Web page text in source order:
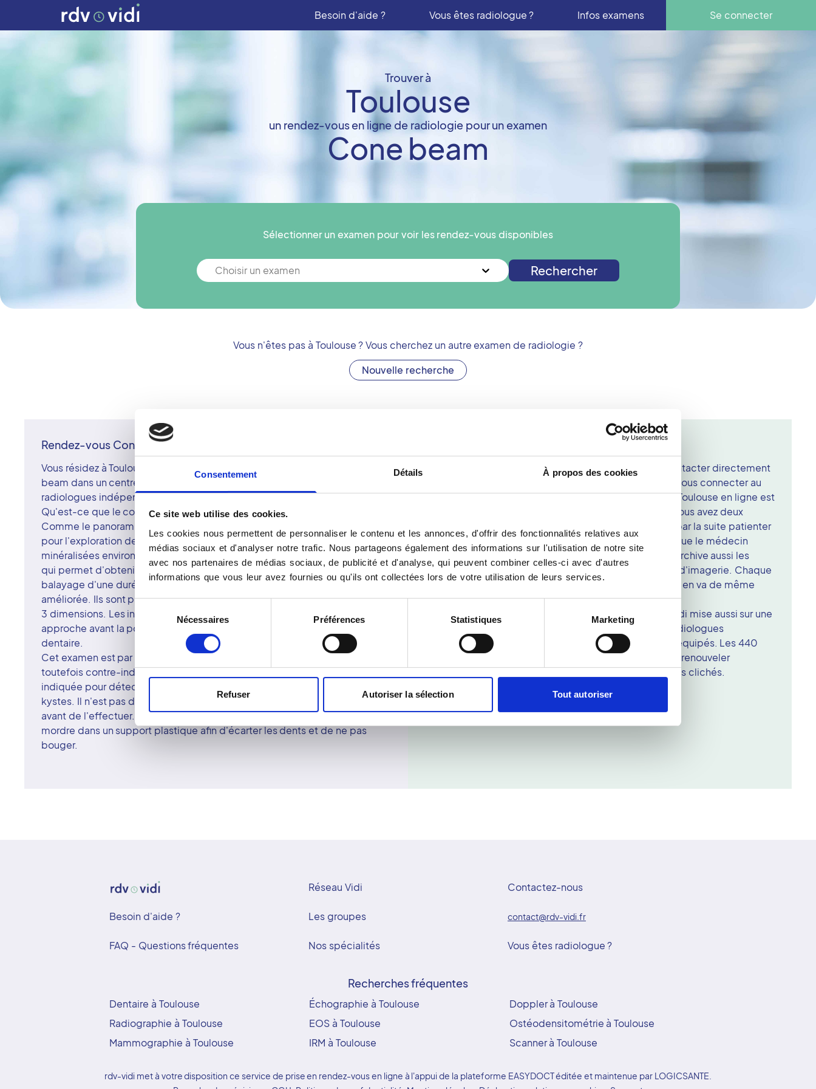
Consentement Détails À propos des cookies
Ce site web utilise des cookies.
Les cookies nous permettent de personnaliser le contenu et les annonces, d'offrir des fonctionnalités relatives aux
médias sociaux et d'analyser notre trafic. Nous partageons également des informations sur l'utilisation de notre site
avec nos partenaires de médias sociaux, de publicité et d'analyse, qui peuvent combiner celles-ci avec d'autres
informations que vous leur avez fournies ou qu'ils ont collectées lors de votre utilisation de leurs services.
consentement
Nécessaires Préférences Statistiques Marketing
Refuser Autoriser la sélection Tout autoriser
Besoin d'aide ? Vous êtes radiologue ? Infos examens Se connecter
Trouver à
Toulouse
un rendez-vous en ligne de radiologie pour un examen
Cone beam
Sélectionner un examen pour voir les rendez-vous disponibles
Choisir un examen Rechercher
Vous n'êtes pas à Toulouse? Vous cherchez un autre examen de radiologie ?
Nouvelle recherche
Rendez-vous Cone Beam à Toulouse
Vous résidez à Toulouse ou en Haute-Garonne ? Faites réaliser votre cone
beam dans un centre d'imagerie du réseau Vidi, premier regroupement de
radiologues indépendants en France.
Qu'est-ce que le cone beam ?
Comme le panoramique dentaire, le cone beam fait appel aux rayons X
pour l'exploration de la dentition, de la mâchoire et autres structures
minéralisées environnantes. Le rayon est toutefois de forme conique, ce
qui permet d'obtenir des images sur tous les plans spatiaux en un unique
balayage d'une durée de 10 à 20 secondes. La qualité des clichés est
améliorée. Ils sont plus précis. Le cone beam permet une reconstitution en
3 dimensions. Les informations ainsi obtenues garantissent une meilleure
approche avant la pose d'implants dentaires ou un traitement en chirurgie
dentaire.
Cet examen est par ailleurs moins irradiant qu'un scanner. Il demeure
toutefois contre-indiqué chez la femme enceinte. Le cone beam est
indiquée pour détecter différentes lésions à l'instar des fractures et des
kystes. Il n'est pas douloureux et aucune préparation n'est indispensable
avant de l'effectuer. Lors de l'examen, il vous sera juste demandé de
mordre dans un support plastique afin d'écarter les dents et de ne pas
bouger.
Un cone beam se fait sur rendez-vous. Vous pouvez contacter directement
le centre d'imagerie du réseau Vidi à Toulouse ou bien vous connecter au
site rdv-Vidi.fr. La prise de Rendez-vous Cone Beam à Toulouse en ligne est
rapide. Après l'examen, les clichés vous sont remis et vous avez deux
options pour acquérir les résultats finaux. Vous pouvez par la suite patienter
dans la salle d'attente du centre d'imagerie, le temps que le médecin
radiologue établisse le compte-rendu. Le réseau Vidi archive aussi les
résultats de tous les examens effectués dans ses sites d'imagerie. Chaque
patient accède à un espace personnalisé et sécurisé. Il en va de même
pour le médecin traitant.
En plus de la digitalisation de ces services, le réseau Vidi mise aussi sur une
équipe hautement compétente composée de 1250 radiologues
surspécialisés ainsi que des plateaux techniques bien équipés. Les 440
centres d'imagerie adhérents sont dans l'obligation de renouveler
régulièrement leur matériel afin de garantir la qualité des clichés.
Besoin d'aide ?
FAQ - Questions fréquentes
Réseau Vidi
Les groupes
Nos spécialités
Contactez-nous
contact@rdv-vidi.fr
Vous êtes radiologue ?
Recherches fréquentes
Dentaire à Toulouse Échographie à Toulouse
Doppler à Toulouse
Radiographie à Toulouse
EOS à Toulouse
Ostéodensitométrie à Toulouse
Mammographie à Toulouse
IRM à Toulouse Scanner à Toulouse
rdv-vidi met à votre disposition ce service de prise en rendez-vous en ligne à l'appui de la plateforme EASYDOCT éditée et maintenue par LOGICSANTE.